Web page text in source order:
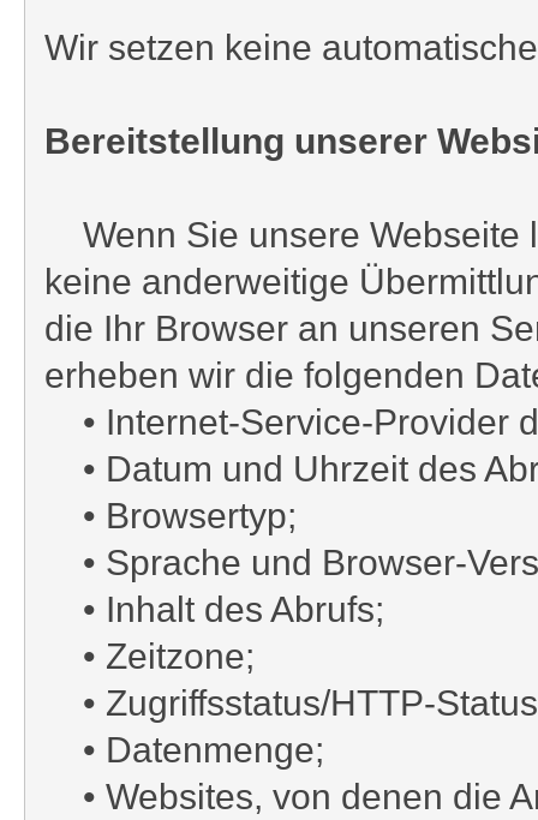
Wir setzen keine
Bereitstellung unserer
Wenn Sie unsere Webseite
keine anderweitige
die Ihr Browser an unseren
erheben wir die folgenden
• Internet-Service-Provider
• Datum und Uhrzeit des
• Browsertyp;
• Sprache und Browser-
• Inhalt des Abrufs;
• Zeitzone;
• Zugriffsstatus/HTTP-
• Datenmenge;
• Websites, von denen die